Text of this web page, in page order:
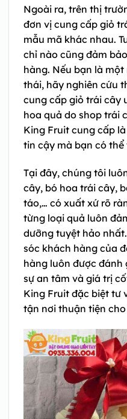
Ngoài ra, trên thị
đơn vị cung cấp giỏ
mẫu mã khác nhau.
chỉ nào cũng đảm
hàng. Nếu bạn là
thái, hãy nghiên cứu
cung cấp giỏ trái cây
hoa quả do shop trái
King Fruit cung cấp
tin cậy mà bạn có thể
Tại đây, chúng tôi
cây, bó hoa trái cây,
táo,… có xuất xứ rõ
từng loại quả luôn
dưỡng tuyệt hảo
sóc khách hàng của
hàng luôn được đánh
sự an tâm và giá trị
King Fruit đặc biệt tư
tận nơi thuận tiện cho